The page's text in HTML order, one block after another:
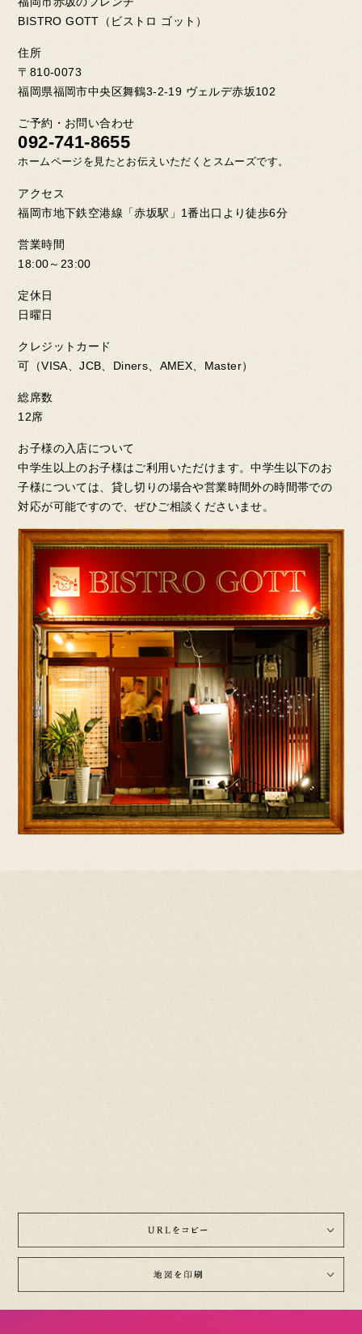
BISTRO GOTT（ビストロ ゴット）
住所
〒810-0073
福岡県福岡市中央区舞鶴3-2-19 ヴェルデ赤坂102
ご予約・お問い合わせ
092-741-8655
ホームページを見たとお伝えいただくとスムーズです。
アクセス
福岡市地下鉄空港線「赤坂駅」1番出口より徒歩6分
営業時間
18:00～23:00
定休日
日曜日
クレジットカード
可（VISA、JCB、Diners、AMEX、Master）
総席数
12席
お子様の入店について
中学生以上のお子様はご利用いただけます。中学生以下のお
子様については、貸し切りの場合や営業時間外の時間帯での
対応が可能ですので、ぜひご相談くださいませ。